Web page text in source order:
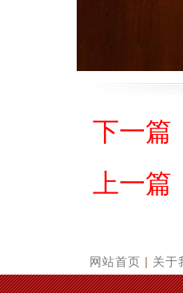
下一
上一
网站首页 | 关于